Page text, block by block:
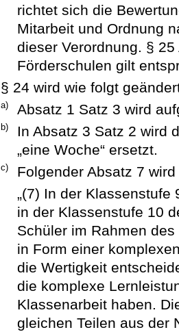
richtet sich die
Mitarbeit und Ordnung
dieser Verordnung. §
Förderschulen gilt
§ 24 wird wie folgt
a) Absatz 1 Satz 3 wird
b)
In Absatz 3 Satz 2 wird
„eine Woche“ ersetzt.
c)
Folgender Absatz 7
„(7) In der
in der Klassenstufe 10
Schüler im Rahmen
in Form einer
die Wertigkeit
die komplexe
Klassenarbeit haben.
gleichen Teilen aus der